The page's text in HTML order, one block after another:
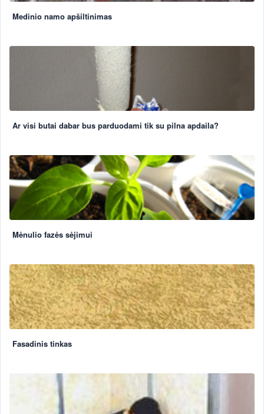
Medinio namo apšiltinimas
Ar visi butai dabar bus parduodami tik su pilna apdaila?
Mėnulio fazės sėjimui
Fasadinis tinkas